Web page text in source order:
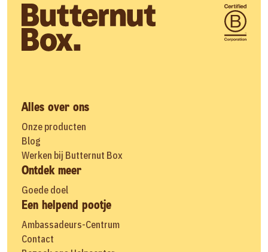
Alles over ons
Onze producten
Blog
Werken bij Butternut Box
Ontdek meer
Goede doel
Een helpend pootje
Ambassadeurs-Centrum
Contact